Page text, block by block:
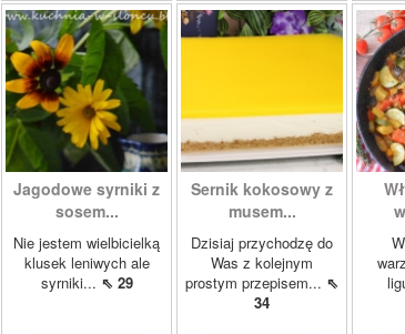
Jagodowe syrniki z
sosem...
Nie jestem wielbicielką
klusek leniwych ale
syrniki... ⇖ 29
Sernik kokosowy z
musem...
Dzisiaj przychodzę do
Was z kolejnym
prostym przepisem... ⇖
34